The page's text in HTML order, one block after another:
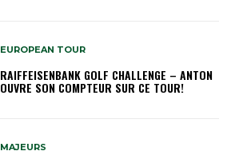
EUROPEAN TOUR
RAIFFEISENBANK GOLF CHALLENGE – ANTON
OUVRE SON COMPTEUR SUR CE TOUR!
MAJEURS